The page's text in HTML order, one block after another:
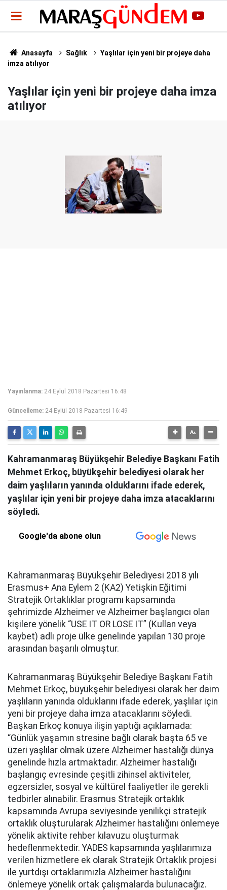
Anasayfa Sağlık
Yaşlılar için yeni bir projeye daha
imza atılıyor
Yaşlılar için yeni bir projeye daha imza
atılıyor
Yayınlanma: 24 Eylül 2018 Pazartesi 16:48
Güncelleme: 24 Eylül 2018 Pazartesi 16:49
Kahramanmaraş Büyükşehir Belediye Başkanı Fatih
Mehmet Erkoç, büyükşehir belediyesi olarak her
daim yaşlıların yanında olduklarını ifade ederek,
yaşlılar için yeni bir projeye daha imza atacaklarını
söyledi.
Google'da abone olun
Kahramanmaraş Büyükşehir Belediyesi 2018 yılı
Erasmus+ Ana Eylem 2 (KA2) Yetişkin Eğitimi
Stratejik Ortaklıklar programı kapsamında
şehrimizde Alzheimer ve Alzheimer başlangıcı olan
kişilere yönelik “USE IT OR LOSE IT” (Kullan veya
kaybet) adlı proje ülke genelinde yapılan 130 proje
arasından başarılı olmuştur.
Kahramanmaraş Büyükşehir Belediye Başkanı Fatih
Mehmet Erkoç, büyükşehir belediyesi olarak her daim
yaşlıların yanında olduklarını ifade ederek, yaşlılar için
yeni bir projeye daha imza atacaklarını söyledi.
Başkan Erkoç konuya ilişin yaptığı açıklamada:
“Günlük yaşamın stresine bağlı olarak başta 65 ve
üzeri yaşlılar olmak üzere Alzheimer hastalığı dünya
genelinde hızla artmaktadır. Alzheimer hastalığı
başlangıç evresinde çeşitli zihinsel aktiviteler,
egzersizler, sosyal ve kültürel faaliyetler ile gerekli
tedbirler alınabilir. Erasmus Stratejik ortaklık
kapsamında Avrupa seviyesinde yenilikçi stratejik
ortaklık oluşturularak Alzheimer hastalığını önlemeye
yönelik aktivite rehber kılavuzu oluşturmak
hedeflenmektedir. YADES kapsamında yaşlılarımıza
verilen hizmetlere ek olarak Stratejik Ortaklık projesi
ile yurtdışı ortaklarımızla Alzheimer hastalığını
önlemeye yönelik ortak çalışmalarda bulunacağız.